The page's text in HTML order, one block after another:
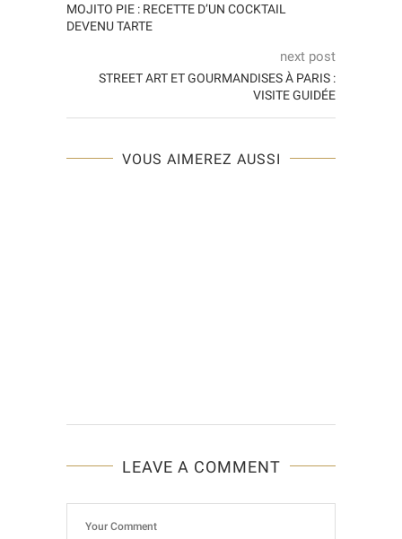
MOJITO PIE : RECETTE D’UN COCKTAIL
DEVENU TARTE
next post
STREET ART ET GOURMANDISES À PARIS :
VISITE GUIDÉE
VOUS AIMEREZ AUSSI
LEAVE A COMMENT